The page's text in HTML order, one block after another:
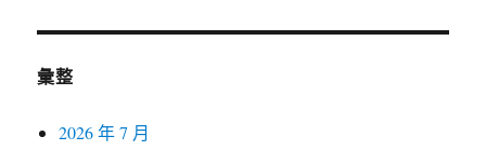
彙整
2026 年 7 月